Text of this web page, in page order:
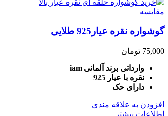
مقایسه
گوشواره نقره عیار925 طلایی
75,000 تومان
وارداتی برند آلمانی iam
نقره با عیار 925
دارای حک
افزودن به علاقه مندی
اطلاعات بیشتر